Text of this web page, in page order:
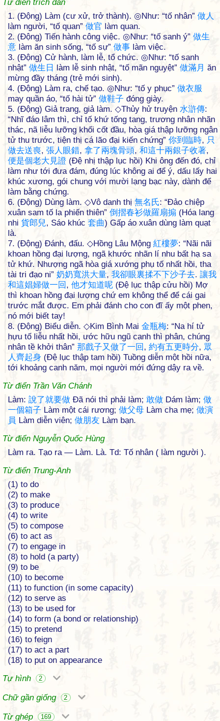
Từ điển trích dẫn
1. (Động) Làm (cư xử, trở thành). ◎Như: “tố nhân” 做人
làm người, “tố quan” 做官 làm quan.
2. (Động) Tiến hành công việc. ◎Như: “tố sanh ý” 做生
意 làm ăn sinh sống, “tố sự” 做事 làm việc.
3. (Động) Cử hành, làm lễ, tổ chức. ◎Như: “tố sanh
nhật” 做生 日 làm lễ sinh nhật, “tố mãn nguyệt” 做滿月 ăn
mừng đầy tháng (trẻ mới sinh).
4. (Động) Làm ra, chế tạo. ◎Như: “tố y phục” 做衣服
may quần áo, “tố hài tử” 做鞋子 đóng giày.
5. (Động) Giả trang, giả làm. ◇Thủy hử truyện 水滸傳:
“Nhĩ đáo lâm thì, chỉ tố khứ tống tang, trương nhân nhãn
thác, nã liễu lưỡng khối cốt đầu, hòa giá thập lưỡng ngân
tử thu trước, tiện thị cá lão đại kiến chứng” 你到 臨時, 只
做去送喪, 張人 眼錯, 拿了兩塊骨頭, 和這十兩銀子收著,
便是個老大 見證 (Đệ nhị thập lục hồi) Khi ông đến đó, chỉ
làm như tới đưa đám, đúng lúc không ai để ý, dấu lấy hai
khúc xương, gói chung với mười lạng bạc này, dành để
làm bằng chứng.
6. (Động) Dùng làm. ◇Vô danh thị 無名氏: “Đảo chiệp
xuân sam tố la phiến thiên” 倒摺春衫做羅扇搧 (Hóa lang
nhi 貨郎兒, Sáo khúc 套曲) Gấp áo xuân dùng làm quạt
là.
7. (Động) Đánh, đấu. ◇Hồng Lâu Mộng 紅樓夢: “Nãi nãi
khoan hồng đại lượng, ngã khước nhãn lí nhu bất hạ sa
tử khứ. Nhượng ngã hòa giá xướng phụ tố nhất hồi, tha
tài tri đạo ni” 奶奶寬洪大量, 我卻眼裏揉不下沙子去. 讓我
和這娼婦做一回 , 他才知道呢 (Đệ lục thập cửu hồi) Mợ
thì khoan hồng đại lượng chứ em không thể để cái gai
trước mắt được. Em phải đánh cho con đĩ ấy một phen,
nó mới biết tay!
8. (Động) Biểu diễn. ◇Kim Bình Mai 金瓶梅: “Na hí tử
hựu tố liễu nhất hồi, ước hữu ngũ canh thì phân, chúng
nhân tề khởi thân” 那戲子又做了一回 , 約有五更時分, 眾
人齊起身 (Đệ lục thập tam hồi) Tuồng diễn một hồi nữa,
tới khoảng canh năm, mọi người mới đứng dậy ra về.
Từ điển Trần Văn Chánh
Làm: 說了就要做 Đã nói thì phải làm; 敢做 Dám làm; 做
一個箱子 Làm một cái rương; 做父母 Làm cha mẹ; 做演
員 Làm diễn viên; 做朋友 Làm bạn.
Từ điển Nguyễn Quốc Hùng
Làm ra. Tạo ra — Làm. Là. Td: Tố nhân ( làm người ).
Từ điển Trung-Anh
(1) to do
(2) to make
(3) to produce
(4) to write
(5) to compose
(6) to act as
(7) to engage in
(8) to hold (a party)
(9) to be
(10) to become
(11) to function (in some capacity)
(12) to serve as
(13) to be used for
(14) to form (a bond or relationship)
(15) to pretend
(16) to feign
(17) to act a part
(18) to put on appearance
Tự hình
2
Chữ gần giống 2
Từ ghép 169